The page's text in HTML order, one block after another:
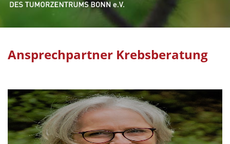
Ansprechpartner Krebsberatung